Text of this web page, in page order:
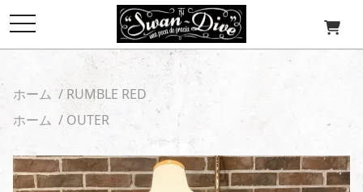
toggle
ホーム / RUMBLE RED
ホーム / OUTER